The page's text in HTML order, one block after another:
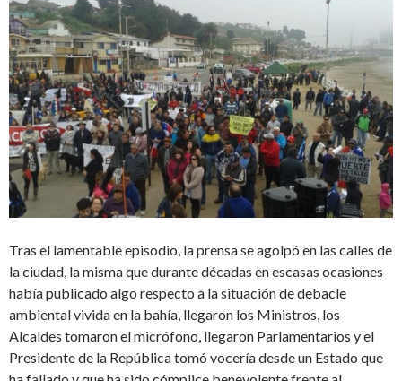
Tras el lamentable episodio, la prensa se agolpó en las calles de
la ciudad, la misma que durante décadas en escasas ocasiones
había publicado algo respecto a la situación de debacle
ambiental vivida en la bahía, llegaron los Ministros, los
Alcaldes tomaron el micrófono, llegaron Parlamentarios y el
Presidente de la República tomó vocería desde un Estado que